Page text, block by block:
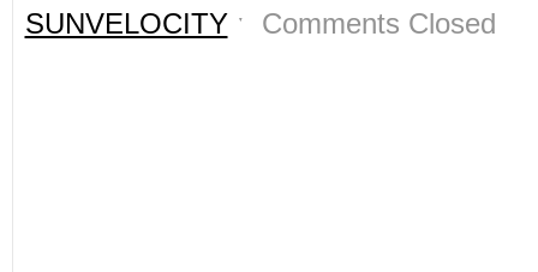
SUNVELOCITYˑ Comments Closed